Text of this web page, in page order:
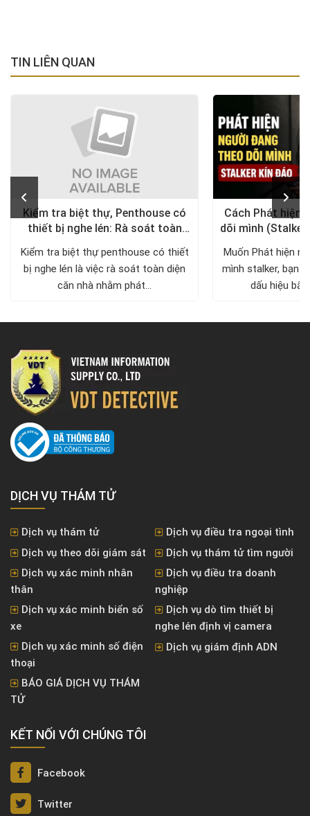
TIN LIÊN QUAN
Kiểm tra biệt thự, Penthouse có
thiết bị nghe lén: Rà soát toàn
diện, trả lại không gian riêng tư
Kiểm tra biệt thự penthouse có thiết
bị nghe lén là việc rà soát toàn diện
căn nhà nhằm phát...
Cách Phát hiện
dõi mình
Muốn Phát hiện
mình stalker, bạn
dấu hiệu bất
DỊCH VỤ THÁM TỬ
Dịch vụ thám tử
Dịch vụ điều tra ngoại tình
Dịch vụ theo dõi giám sát
Dịch vụ thám tử tìm người
Dịch vụ xác minh nhân
thân
Dịch vụ điều tra doanh
nghiệp
Dịch vụ xác minh biển số
xe
Dịch vụ dò tìm thiết bị
nghe lén định vị camera
Dịch vụ xác minh số điện
thoại
Dịch vụ giám định ADN
BÁO GIÁ DỊCH VỤ THÁM
TỬ
KẾT NỐI VỚI CHÚNG TÔI
Facebook
Twitter